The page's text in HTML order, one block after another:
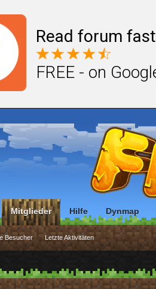
Read forum
FREE - on
Mitglieder
Besucher Letzte Aktivitäten
Hilfe Dynmap